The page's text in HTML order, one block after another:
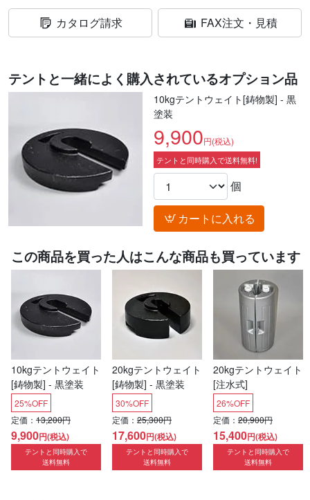
カタログ請求 FAX注文・見積
テントと一緒によく購入されているオプション品
10kgテントウェイト[鋳物製] - 黒
塗装
9,900円(税込)
テントと同時購入で送料無料!
個
カートに入れる
この商品を買った人はこんな商品も買っています
10kgテントウェイト
[鋳物製] - 黒塗装
25%OFF
定価： 13,200円
9,900円(税込)
テントと同時購入で
送料無料
20kgテントウェイト
[鋳物製] - 黒塗装
30%OFF
定価： 25,300円
17,600円(税込)
テントと同時購入で
送料無料
20kgテントウェイト
[注水式]
26%OFF
定価： 20,900円
15,400円(税込)
テントと同時購入で
送料無料